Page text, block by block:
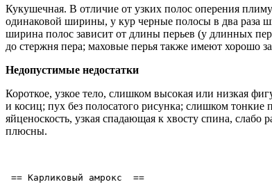
Кукушечная. В отличие от узких полос оперения
одинаковой ширины, у кур черные полосы в два раза
ширина полос зависит от длины перьев (у длинных
до стержня пера; маховые перья также имеют хорошо
Недопустимые недостатки
Короткое, узкое тело, слишком высокая или низкая
и косиц; пух без полосатого рисунка; слишком
яйценоскость, узкая спадающая к хвосту спина,
плюсны.
== Карликовый амрокс  ==